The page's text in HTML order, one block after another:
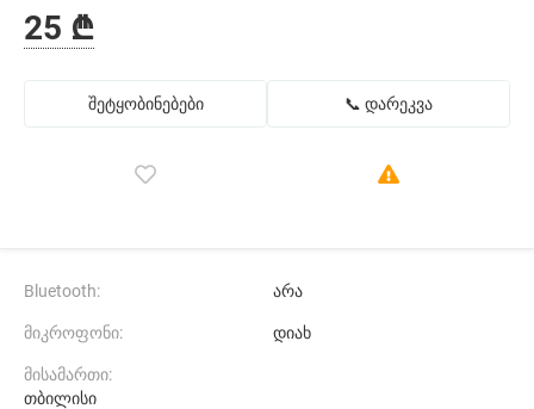
25 ₾
შეტყობინებები 📞 დარეკვა
Bluetooth: არა
მიკროფონი: დიახ
მისამართი:
თბილისი